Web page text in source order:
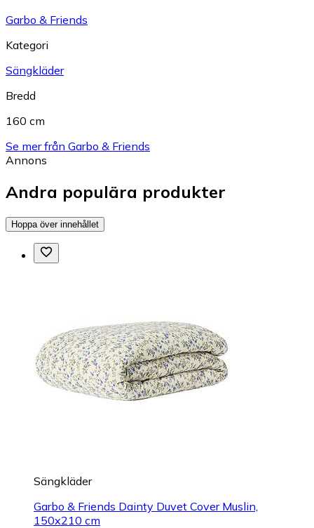
Garbo & Friends
Kategori
Sängkläder
Bredd
160 cm
Se mer från Garbo & Friends
Annons
Andra populära produkter
Hoppa över innehållet
Sängkläder
Garbo & Friends Dainty Duvet Cover Muslin,
150x210 cm